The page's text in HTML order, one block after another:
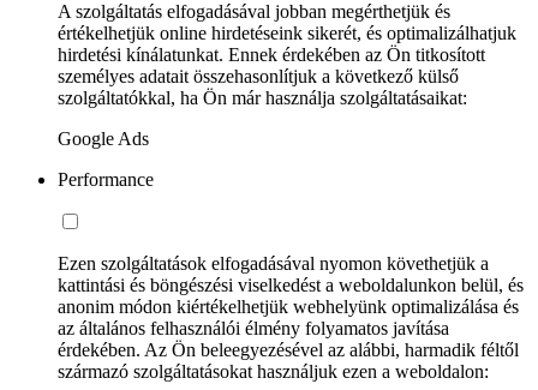
A szolgáltatás elfogadásával jobban megérthetjük és
értékelhetjük online hirdetéseink sikerét, és optimalizálhatjuk
hirdetési kínálatunkat. Ennek érdekében az Ön titkosított
személyes adatait összehasonlítjuk a következő külső
szolgáltatókkal, ha Ön már használja szolgáltatásaikat:
Google Ads
Performance
Ezen szolgáltatások elfogadásával nyomon követhetjük a
kattintási és böngészési viselkedést a weboldalunkon belül, és
anonim módon kiértékelhetjük webhelyünk optimalizálása és
az általános felhasználói élmény folyamatos javítása
érdekében. Az Ön beleegyezésével az alábbi, harmadik féltől
származó szolgáltatásokat használjuk ezen a weboldalon: